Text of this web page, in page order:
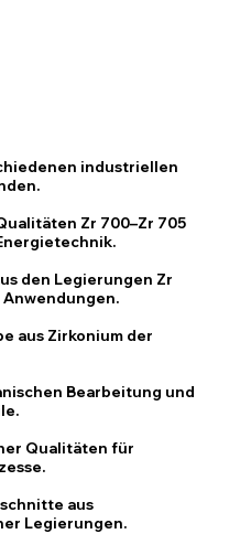
industriellen
Zr 700–Zr 705
den Legierungen Zr
aus Zirkonium der
Bearbeitung und
Qualitäten für
aus
Legierungen.